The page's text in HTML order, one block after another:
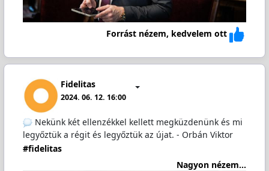
Forrást nézem, kedvelem ott
Fidelitas
2024. 06. 12. 16:00
Nekünk két ellenzékkel kellett megküzdenünk és mi
legyőztük a régit és legyőztük az újat. - Orbán Viktor
#fidelitas
Nagyon nézem...